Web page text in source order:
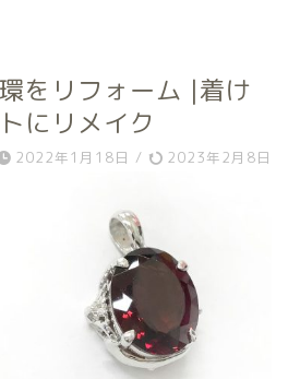
をリフォーム |着け
にリメイク
2022年1月18日 / 2023年2月8日